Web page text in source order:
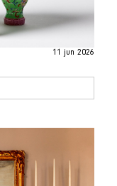
11 jun 2026